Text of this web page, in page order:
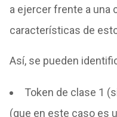
a ejercer frente a una
características de
Así, se pueden
Token de clase 1
(que en este caso es